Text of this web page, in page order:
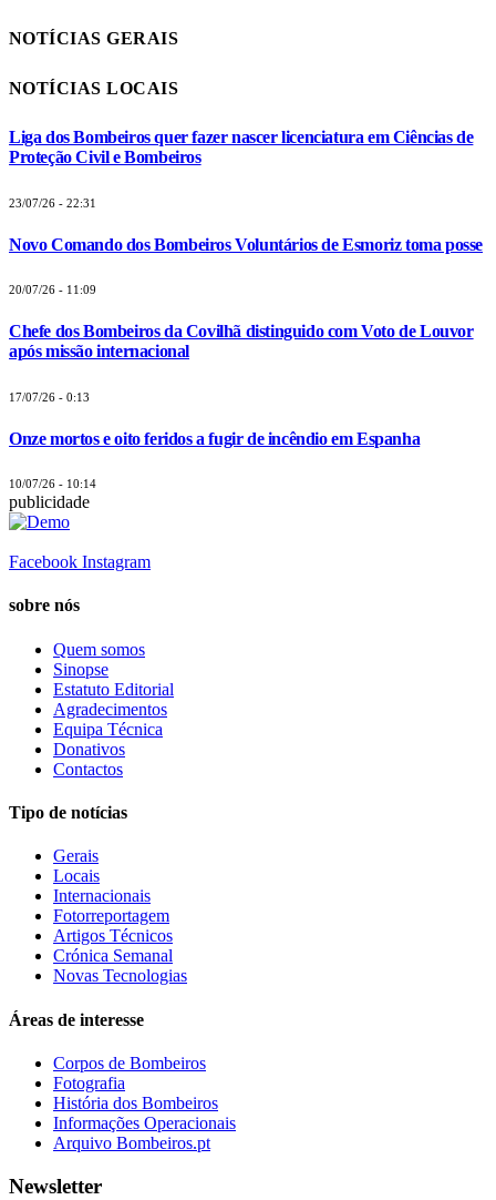
NOTÍCIAS GERAIS
NOTÍCIAS LOCAIS
Liga dos Bombeiros quer fazer nascer licenciatura em Ciências de
Proteção Civil e Bombeiros
23/07/26 - 22:31
Novo Comando dos Bombeiros Voluntários de Esmoriz toma posse
20/07/26 - 11:09
Chefe dos Bombeiros da Covilhã distinguido com Voto de Louvor
após missão internacional
17/07/26 - 0:13
Onze mortos e oito feridos a fugir de incêndio em Espanha
10/07/26 - 10:14
publicidade
Facebook Instagram
sobre nós
Quem somos
Sinopse
Estatuto Editorial
Agradecimentos
Equipa Técnica
Donativos
Contactos
Tipo de notícias
Gerais
Locais
Internacionais
Fotorreportagem
Artigos Técnicos
Crónica Semanal
Novas Tecnologias
Áreas de interesse
Corpos de Bombeiros
Fotografia
História dos Bombeiros
Informações Operacionais
Arquivo Bombeiros.pt
Newsletter